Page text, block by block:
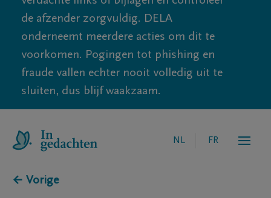
de afzender zorgvuldig. DELA
onderneemt meerdere acties om dit te
voorkomen. Pogingen tot phishing en
fraude vallen echter nooit volledig uit te
sluiten, dus blijf waakzaam.
NL FR
← Vorige